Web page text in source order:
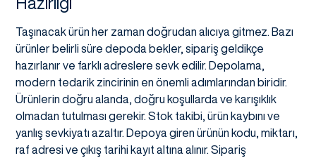
Taşınacak ürün her zaman doğrudan alıcıya gitmez. Bazı
ürünler belirli süre depoda bekler, sipariş geldikçe
hazırlanır ve farklı adreslere sevk edilir. Depolama,
modern tedarik zincirinin en önemli adımlarından biridir.
Ürünlerin doğru alanda, doğru koşullarda ve karışıklık
olmadan tutulması gerekir. Stok takibi, ürün kaybını ve
yanlış sevkiyatı azaltır. Depoya giren ürünün kodu, miktarı,
raf adresi ve çıkış tarihi kayıt altına alınır. Sipariş